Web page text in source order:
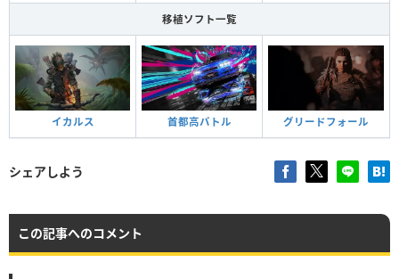
移植ソフト一覧
イカルス 首都高バトル グリードフォール
シェアしよう
この記事へのコメント